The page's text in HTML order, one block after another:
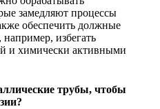
замедляют процессы
обеспечить должные
избегать
и химически активными
трубы, чтобы